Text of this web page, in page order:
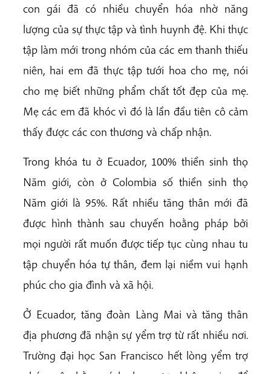
con gái đã có nhiều chuyển hóa nhờ năng
lượng của sự thực tập và tình huynh đệ. Khi thực
tập làm mới trong nhóm của các em thanh thiếu
niên, hai em đã thực tập tưới hoa cho mẹ, nói
cho mẹ biết những phẩm chất tốt đẹp của mẹ.
Mẹ các em đã khóc vì đó là lần đầu tiên cô cảm
thấy được các con thương và chấp nhận.
Trong khóa tu ở Ecuador, 100% thiền sinh thọ
Năm giới, còn ở Colombia số thiền sinh thọ
Năm giới là 95%. Rất nhiều tăng thân mới đã
được hình thành sau chuyến hoằng pháp bởi
mọi người rất muốn được tiếp tục cùng nhau tu
tập chuyển hóa tự thân, đem lại niềm vui hạnh
phúc cho gia đình và xã hội.
Ở Ecuador, tăng đoàn Làng Mai và tăng thân
địa phương đã nhận sự yểm trợ từ rất nhiều nơi.
Trường đại học San Francisco hết lòng yểm trợ